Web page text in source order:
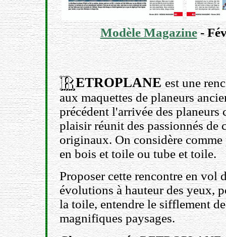
Modèle Magazine-
ETROPLANEest une
aux maquettes de planeurs
précédent l'arrivée des
plaisir réunit des passionnés de
originaux. On considère
en bois et toile ou tube et toile.
Proposer cette rencontre en vol
évolutions à hauteur des yeux,
la toile, entendre le sifflement
magnifiques paysages.